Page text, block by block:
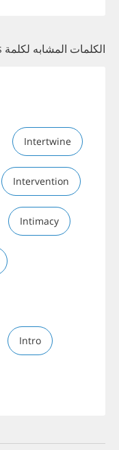
الكلمات المشابه لكلمة Intestines
Intertwine
Intervention
Intimacy
Intro